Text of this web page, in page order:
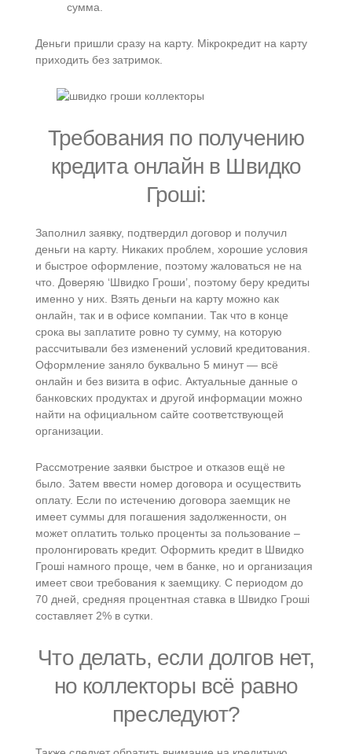
сумма.
Деньги пришли сразу на карту. Мікрокредит на карту
приходить без затримок.
Требования по получению
кредита онлайн в Швидко
Гроші:
Заполнил заявку, подтвердил договор и получил
деньги на карту. Никаких проблем, хорошие условия
и быстрое оформление, поэтому жаловаться не на
что. Доверяю ‘Швидко Гроши’, поэтому беру кредиты
именно у них. Взять деньги на карту можно как
онлайн, так и в офисе компании. Так что в конце
срока вы заплатите ровно ту сумму, на которую
рассчитывали без изменений условий кредитования.
Оформление заняло буквально 5 минут — всё
онлайн и без визита в офис. Актуальные данные о
банковских продуктах и другой информации можно
найти на официальном сайте соответствующей
организации.
Рассмотрение заявки быстрое и отказов ещё не
было. Затем ввести номер договора и осуществить
оплату. Если по истечению договора заемщик не
имеет суммы для погашения задолженности, он
может оплатить только проценты за пользование –
пролонгировать кредит. Оформить кредит в Швидко
Гроші намного проще, чем в банке, но и организация
имеет свои требования к заемщику. С периодом до
70 дней, средняя процентная ставка в Швидко Гроші
составляет 2% в сутки.
Что делать, если долгов нет,
но коллекторы всё равно
преследуют?